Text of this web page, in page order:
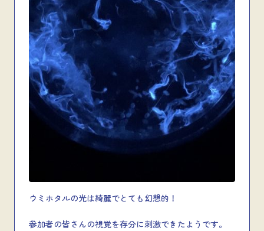
ウミホタルの光は綺麗でとても幻想的！
参加者の皆さんの視覚を存分に刺激できたようです。